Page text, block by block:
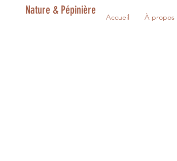
Nature & Pépinière
Accueil À propos